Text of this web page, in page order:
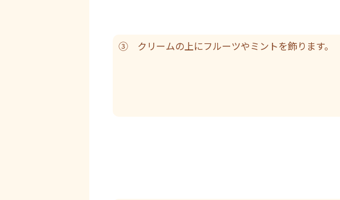
③ クリームの上にフルーツやミントを飾ります。